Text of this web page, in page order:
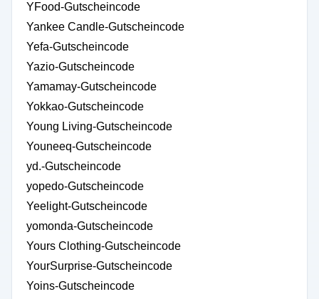
YFood-Gutscheincode
Yankee Candle-Gutscheincode
Yefa-Gutscheincode
Yazio-Gutscheincode
Yamamay-Gutscheincode
Yokkao-Gutscheincode
Young Living-Gutscheincode
Youneeq-Gutscheincode
yd.-Gutscheincode
yopedo-Gutscheincode
Yeelight-Gutscheincode
yomonda-Gutscheincode
Yours Clothing-Gutscheincode
YourSurprise-Gutscheincode
Yoins-Gutscheincode